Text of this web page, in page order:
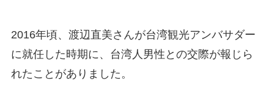
2016年頃、渡辺直美さんが台湾観光アンバサダー
に就任した時期に、台湾人男性との交際が報じら
れたことがありました。